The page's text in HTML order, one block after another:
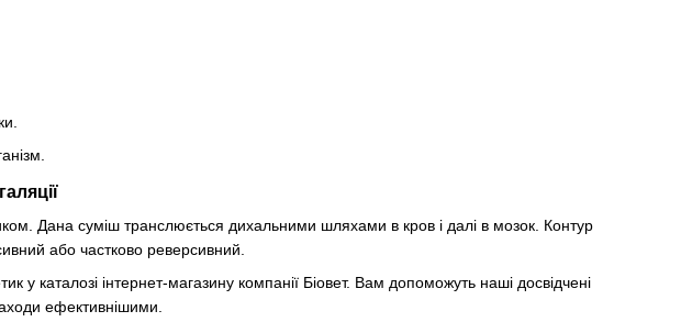
Дана суміш транслюється дихальними шляхами в кров і далі в мозок. Контур
або частково реверсивний.
у каталозі інтернет-магазину компанії Біовет. Вам допоможуть наші досвідчені
ефективнішими.